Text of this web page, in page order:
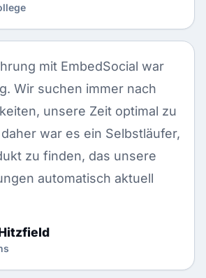
mit EmbedSocial war
Wir suchen immer nach
unsere Zeit optimal zu
war es ein Selbstläufer,
zu finden, das unsere
automatisch aktuell